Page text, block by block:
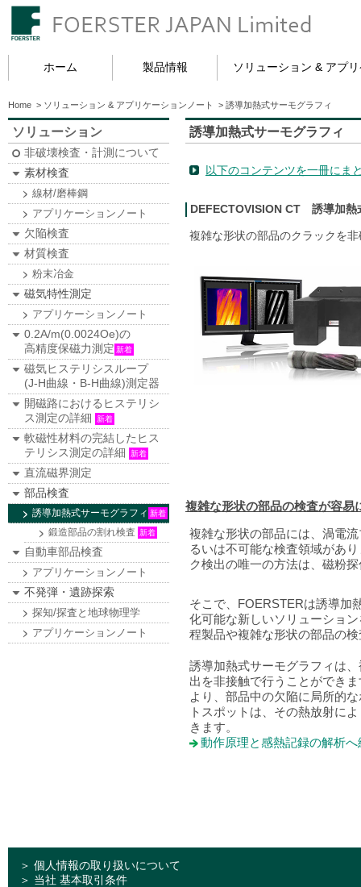
ホーム 製品情報 ソリューション & アプ
Home > ソリューション & アプリケーションノート > 誘導加熱式サーモグラフィ
ソリューション
非破壊検査・計測について
素材検査
線材/磨棒鋼
アプリケーションノート
欠陥検査
材質検査
粉末冶金
磁気特性測定
アプリケーションノート
0.2A/m(0.0024Oe)の
高精度保磁力測定 新着
磁気ヒステリシスループ
(J-H曲線・B-H曲線)測定器
開磁路におけるヒステリシ
ス測定の詳細
新着
軟磁性材料の完結したヒス
テリシス測定の詳細
新着
直流磁界測定
部品検査
誘導加熱式サーモグラフィ 新着
鍛造部品の割れ検査 新着
自動車部品検査
アプリケーションノート
不発弾・遺跡探索
探知/探査と地球物理学
アプリケーションノート
誘導加熱式サーモグラフィ
以下のコンテンツを一冊にま
DEFECTOVISION CT 誘導加熱
複雑な形状の部品のクラックを
複雑な形状の部品の検査が容易
複雑な形状の部品には、渦電
るいは不可能な検査領域があ
ク検出の唯一の方法は、磁粉
そこで、FOERSTERは誘導加
化可能な新しいソリューショ
程製品や複雑な形状の部品の
誘導加熱式サーモグラフィは
出を非接触で行うことができ
より、部品中の欠陥に局所的
トスポットは、その熱放射に
きます。
動作原理と感熱記録の解析へ
＞ 個人情報の取り扱いについて
＞ 当社 基本取引条件